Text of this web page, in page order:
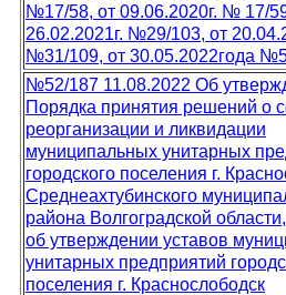
№17/58, от 09.06.2020г. № 17/
26.02.2021г. №29/103, от
№31/109, от 30.05.2022года
№52/187 11.08.2022 Об
Порядка принятия решений о
реорганизации и ликвидации
муниципальных унитарных
городского поселения г.
Среднеахтубинского
района Волгоградской
об утверждении уставов
унитарных предприятий
поселения г. Краснослободск